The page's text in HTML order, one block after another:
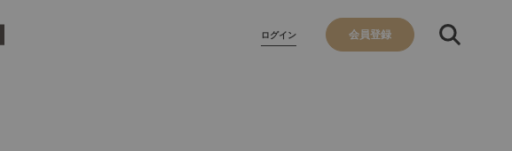
ログイン 会員登録